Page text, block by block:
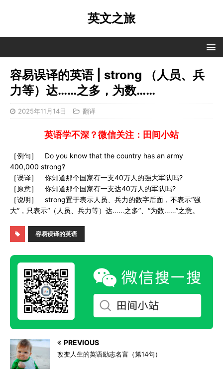
英文之旅
容易误译的英语 | strong （人员、兵
力等）达……之多，为数……
2025年11月14日 翻译
英语学不深？微信关注：田间小站
［例句］ Do you know that the country has an army
400,000 strong?
［误译］ 你知道那个国家有一支40万人的强大军队吗?
［原意］ 你知道那个国家有一支达40万人的军队吗?
［说明］ strong置于表示人员、兵力的数字后面，不表示“强
大”，只表示“（人员、兵力等）达……之多”、“为数……”之意。
容易误译的英语
PREVIOUS
改变人生的英语励志名言（第14句）